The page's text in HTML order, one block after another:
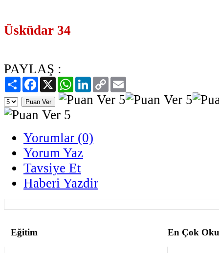
Üsküdar 34
PAYLAŞ :
PaylaşFacebook
X WhatsAppLinkedIn
Copy
Link
Yorumlar (0)
Yorum Yaz
Tavsiye Et
Haberi Yazdir
Eğitim En Çok